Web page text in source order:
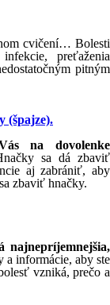
cvičení… Bolesti
preťaženia
pitným
(špajze).
na dovolenke
sa dá zbaviť
aj zabrániť, aby
zbaviť hnačky.
najnepríjemnejšia,
a informácie, aby ste
vzniká, prečo a